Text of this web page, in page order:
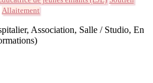
Allaitement
Association, Salle / Studio, En